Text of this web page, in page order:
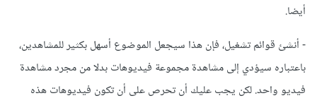
أيضا.
- أنشئ قوائم تشغيل، فإن هذا سيجعل الموضوع أسهل بكثير للمشاهدين،
باعتباره سيؤدي إلى مشاهدة مجموعة فيديوهات بدلا من مجرد مشاهدة
فيديو واحد. لكن يجب عليك أن تحرص على أن تكون فيديوهات هذه